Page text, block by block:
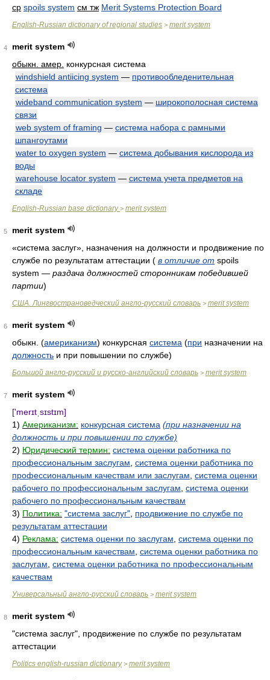
ср spoils system см тж Merit Systems Protection Board
English-Russian dictionary of regional studies > merit system
4
merit system
обыкн. амер. конкурсная система
windshield antiicing system — противообледенительная
система
wideband communication system — широкополосная система
связи
web system of framing — система набора с рамными
шпангоутами
water to oxygen system — система добывания кислорода из
воды
warehouse locator system — система учета предметов на
складе
English-Russian base dictionary> merit system
5
merit system
«система заслуг», назначения на должности и продвижение по
службе по результатам аттестации ( в отличие от spoils
system — раздача должностей сторонникам победившей
партии)
США. Лингвострановедческий англо-русский словарь > merit system
6
merit system
обыкн. (американизм) конкурсная система (при назначении на
должность и при повышении по службе)
Большой англо-русский и русско-английский словарь > merit system
7
merit system
['merɪtˌsɪstɪm]
1) Американизм: конкурсная система (при назначении на
должность и при повышении по службе)
2) Юридический термин: система оценки работника по
профессиональным заслугам система оценки работника по
профессиональным качествам или заслугам система оценки
рабочего по профессиональным заслугам система оценки
рабочего по профессиональным качествам
3) Политика: "система заслуг" продвижение по службе по
результатам аттестации
4) Реклама: система оценки по заслугам система оценки по
профессиональным качествам система оценки работника по
заслугам система оценки работника по профессиональным
качествам
Универсальный англо-русский словарь > merit system
8
merit system
"система заслуг", продвижение по службе по результатам
аттестации
Politics english-russian dictionary> merit system